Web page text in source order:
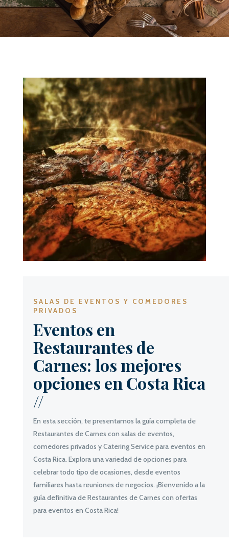
SALAS DE EVENTOS Y COMEDORES
PRIVADOS
Eventos en
Restaurantes de
Carnes: los mejores
opciones en Costa Rica
//
En esta sección, te presentamos la guía completa de
Restaurantes de Carnes con salas de eventos,
comedores privados y Catering Service para eventos en
Costa Rica. Explora una variedad de opciones para
celebrar todo tipo de ocasiones, desde eventos
familiares hasta reuniones de negocios. ¡Bienvenido a la
guía definitiva de Restaurantes de Carnes con ofertas
para eventos en Costa Rica!